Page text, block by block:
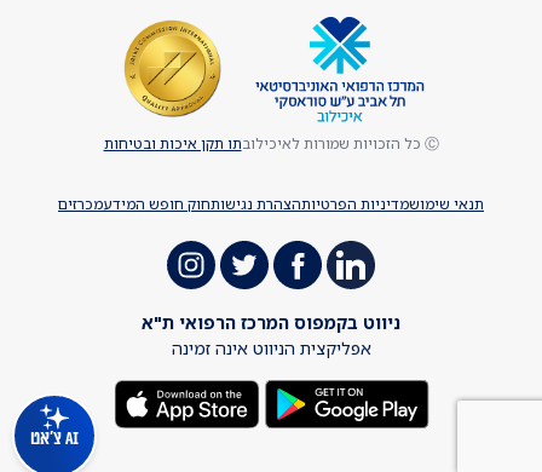
AI צ'אט
תנאי שימושמדיניות הפרטיותהצהרת נגישותחוק חופש המידעמכרזים
Ⓒ כל הזכויות שמורות לאיכילוב תו תקן איכות ובטיחות
ניווט בקמפוס המרכז הרפואי ת"א
אפליקצית הניווט אינה זמינה